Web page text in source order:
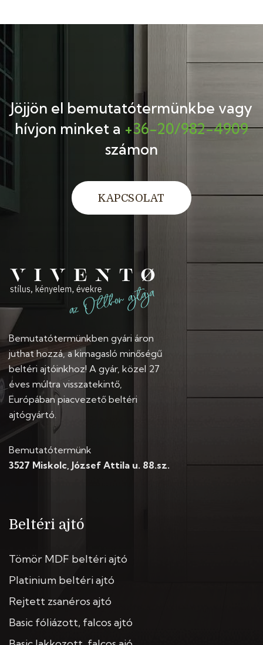
Jöjjön el bemutatótermünkbe vagy
hívjon minket a +36-20/982-4909
számon
KAPCSOLAT
Bemutatótermünkben gyári áron
juthat hozzá, a kimagasló minőségű
beltéri ajtóinkhoz! A gyár, közel 27
éves múltra visszatekintő,
Európában piacvezető beltéri
ajtógyártó.
Bemutatótermünk
3527 Miskolc, József Attila u. 88.sz.
Beltéri ajtó
Tömör MDF beltéri ajtó
Platinium beltéri ajtó
Rejtett zsanéros ajtó
Basic fóliázott, falcos ajtó